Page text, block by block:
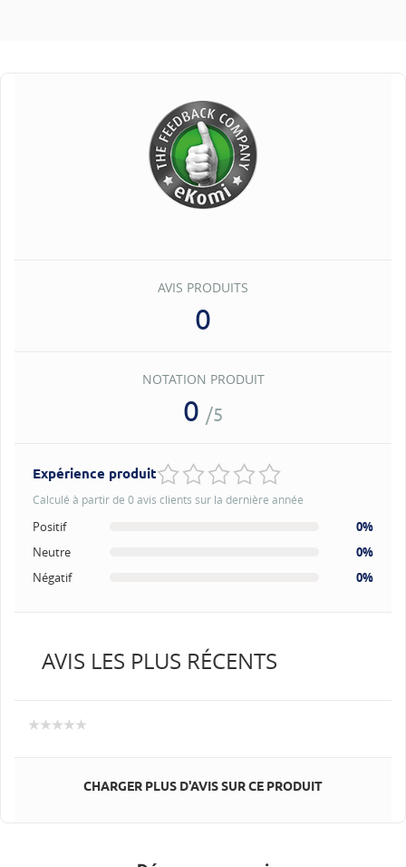
AVIS PRODUITS
0
NOTATION PRODUIT
0 /5
Expérience produit
Calculé à partir de 0 avis clients sur la dernière année
Positif
0%
Neutre
0%
Négatif
0%
AVIS LES PLUS RÉCENTS
CHARGER PLUS D'AVIS SUR CE PRODUIT